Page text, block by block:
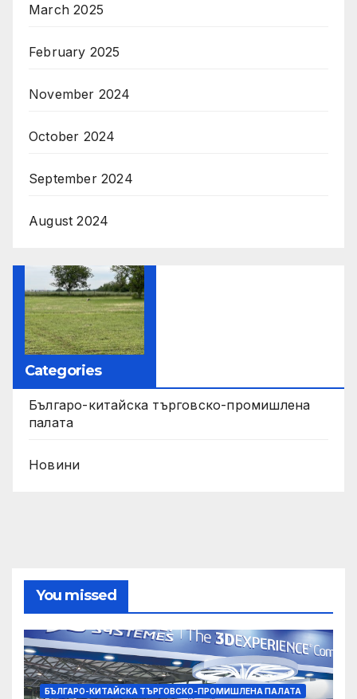
March 2025
February 2025
November 2024
October 2024
September 2024
August 2024
Categories
Българо-китайска търговско-промишлена
палата
Новини
You missed
БЪЛГАРО-КИТАЙСКА ТЪРГОВСКО-ПРОМИШЛЕНА ПАЛАТА